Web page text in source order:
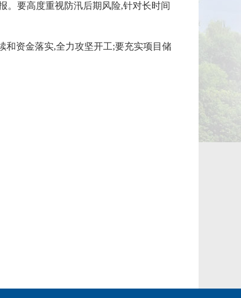
。要高度重视防汛后期风险,针对长时间
和资金落实,全力攻坚开工;要充实项目储